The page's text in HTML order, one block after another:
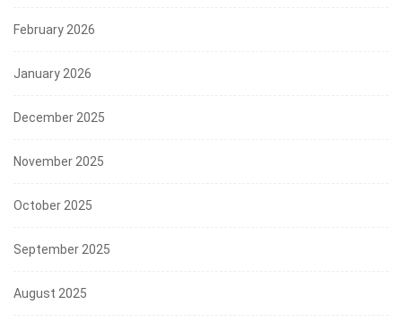
February 2026
January 2026
December 2025
November 2025
October 2025
September 2025
August 2025